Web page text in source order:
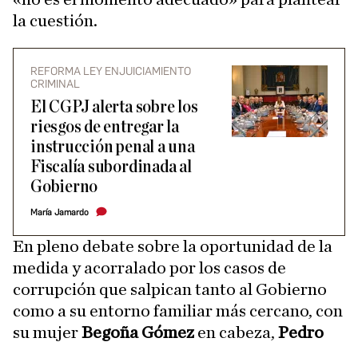
la cuestión.
REFORMA LEY ENJUICIAMIENTO
CRIMINAL
El CGPJ alerta sobre los
riesgos de entregar la
instrucción penal a una
Fiscalía subordinada al
Gobierno
María Jamardo
En pleno debate sobre la oportunidad de la
medida y acorralado por los casos de
corrupción que salpican tanto al Gobierno
como a su entorno familiar más cercano, con
su mujerBegoña Gómezen cabeza, Pedro